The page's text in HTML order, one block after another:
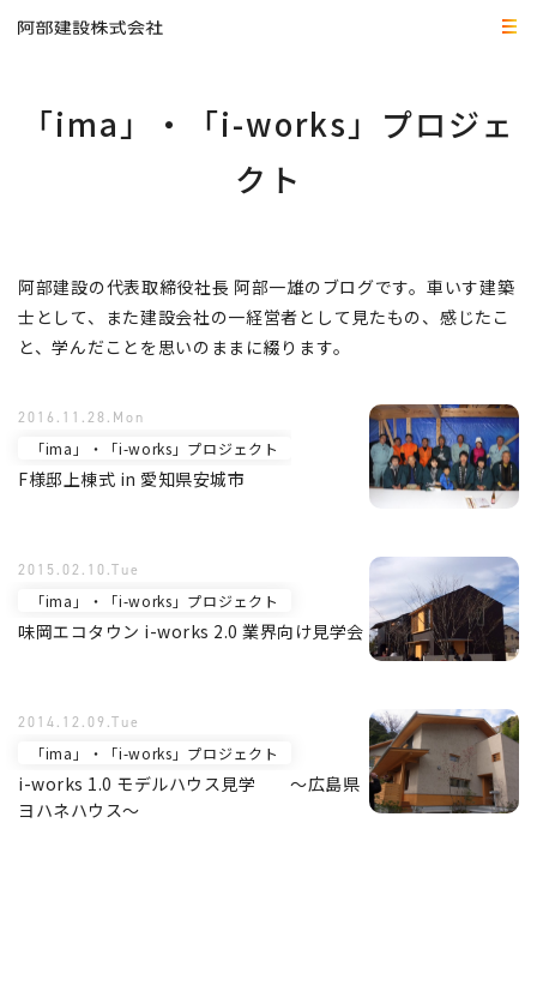
「ima」・「i-works」プロジェ
クト
阿部建設の代表取締役社長 阿部一雄のブログです。車いす建築
士として、また建設会社の一経営者として見たもの、感じたこ
と、学んだことを思いのままに綴ります。
F様邸上棟式 in 愛知県安城市
「ima」・「i-works」プロジェクト
2016.11.28.Mon
味岡エコタウン i-works 2.0 業界向け見学会
「ima」・「i-works」プロジェクト
2015.02.10.Tue
i-works 1.0 モデルハウス見学 ～広島県
ヨハネハウス～
「ima」・「i-works」プロジェクト
2014.12.09.Tue